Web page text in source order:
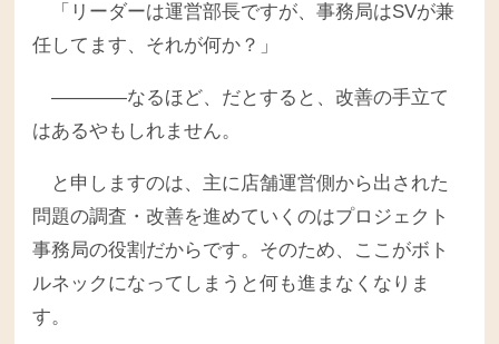
「リーダーは運営部長ですが、事務局はSVが兼
任してます、それが何か？」
――――なるほど、だとすると、改善の手立て
はあるやもしれません。
と申しますのは、主に店舗運営側から出された
問題の調査・改善を進めていくのはプロジェクト
事務局の役割だからです。そのため、ここがボト
ルネックになってしまうと何も進まなくなりま
す。